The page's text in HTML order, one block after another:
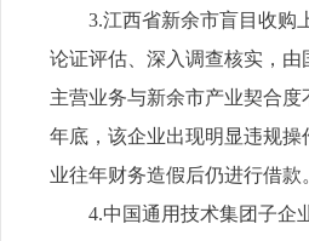
3.江西省新余市盲目收购
论证评估、深入调查核实，
主营业务与新余市产业契合
年底，该企业出现明显违规
业往年财务造假后仍进行借
4.中国通用技术集团子企